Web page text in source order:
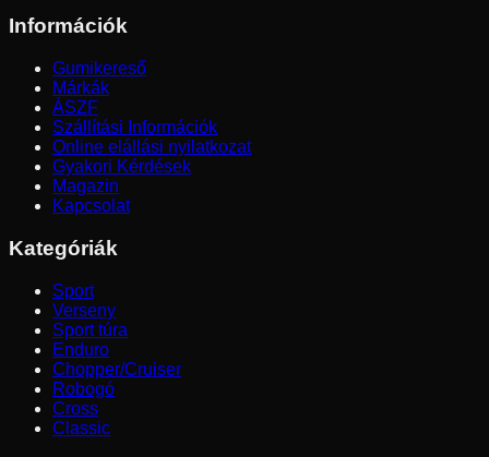
Információk
Gumikereső
Márkák
ÁSZF
Szállítási Információk
Online elállási nyilatkozat
Gyakori Kérdések
Magazin
Kapcsolat
Kategóriák
Sport
Verseny
Sport túra
Enduro
Chopper/Cruiser
Robogó
Cross
Classic